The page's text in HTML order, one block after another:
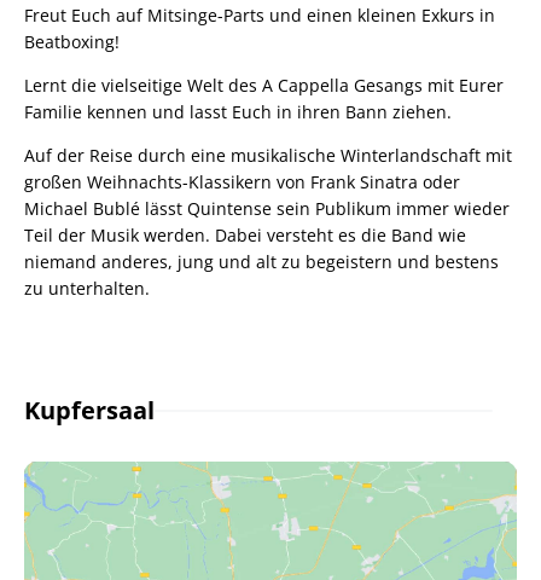
Freut Euch auf Mitsinge-Parts und einen kleinen Exkurs in
Beatboxing!
Lernt die vielseitige Welt des A Cappella Gesangs mit Eurer
Familie kennen und lasst Euch in ihren Bann ziehen.
Auf der Reise durch eine musikalische Winterlandschaft mit
großen Weihnachts-Klassikern von Frank Sinatra oder
Michael Bublé lässt Quintense sein Publikum immer wieder
Teil der Musik werden. Dabei versteht es die Band wie
niemand anderes, jung und alt zu begeistern und bestens
zu unterhalten.
Kupfersaal